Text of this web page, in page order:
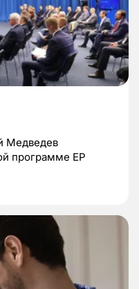
Медведев
программе ЕР